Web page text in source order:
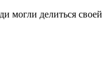
могли делиться своей